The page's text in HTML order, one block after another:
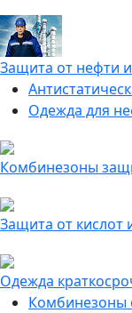
Защита от нефти и
Одежда для
Комбинезоны
Защита от кислот
Одежда
Комбинезоны